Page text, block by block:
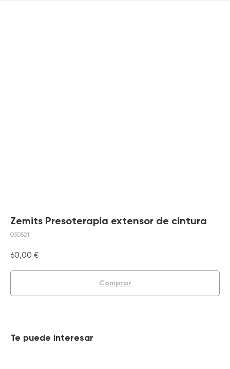
Zemits Presoterapia extensor de cintura
030521
60,00 €
Comprar
Te puede interesar